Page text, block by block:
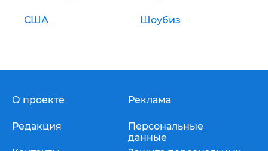
США Шоубиз
О проекте
Редакция
Реклама
Персональные
данные